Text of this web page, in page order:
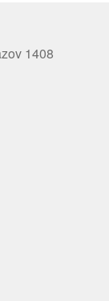
1408